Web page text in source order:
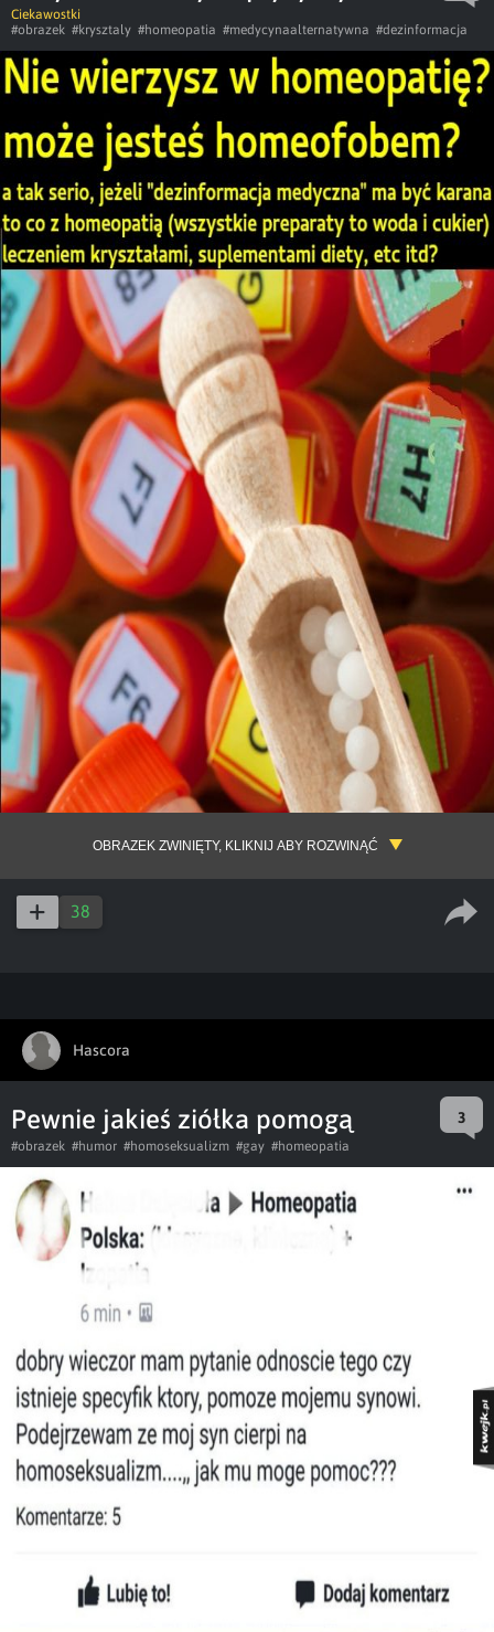
Ciekawostki
#obrazek #krysztaly #homeopatia #medycynaalternatywna #dezinformacja
OBRAZEK ZWINIĘTY, KLIKNIJ ABY ROZWINĄĆ
38
Hascora
Pewnie jakieś ziółka pomogą 3
#obrazek #humor #homoseksualizm #gay #homeopatia